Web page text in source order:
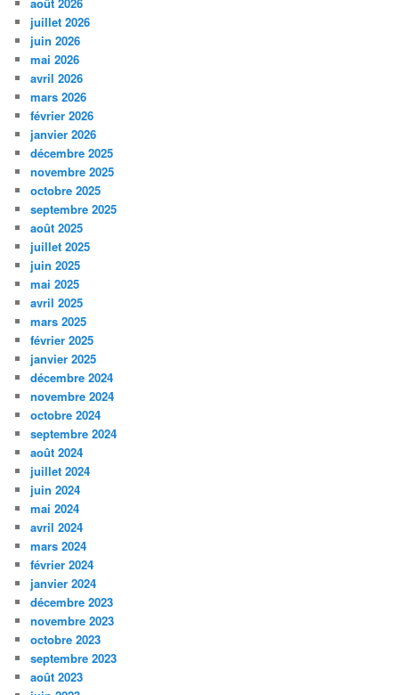
juillet 2026
juin 2026
mai 2026
avril 2026
mars 2026
février 2026
janvier 2026
décembre 2025
novembre 2025
octobre 2025
septembre 2025
août 2025
juillet 2025
juin 2025
mai 2025
avril 2025
mars 2025
février 2025
janvier 2025
décembre 2024
novembre 2024
octobre 2024
septembre 2024
août 2024
juillet 2024
juin 2024
mai 2024
avril 2024
mars 2024
février 2024
janvier 2024
décembre 2023
novembre 2023
octobre 2023
septembre 2023
août 2023